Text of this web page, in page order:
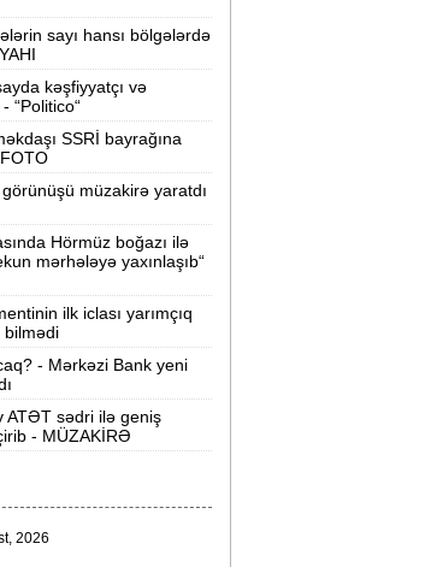
saytlara hücumlar
saxlayıb -VİDEO
Sülh İndeksi”ndə
-
müavininə
-1 il 3 ay
yağacaq, dolu
faciə:Qadın
sonra öldü
yalnız uduşu reklam
biletlərin sayı niyə
sayı hansı bölgələrdə
kəşfiyyatçı və
“Politico“
SSRİ bayrağına
müzakirə yaratdı
Hörmüz boğazı ilə
mərhələyə yaxınlaşıb“
ilk iclası yarımçıq
bilmədi
- Mərkəzi Bank yeni
ATƏT sədri ilə geniş
- MÜZAKİRƏ
2026